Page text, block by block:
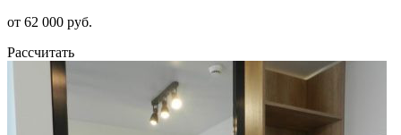
от 62 000 руб.
Рассчитать